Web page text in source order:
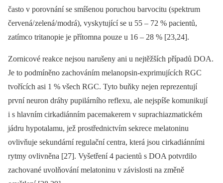
často v porovnání se smíšenou poruchou barvocitu (spektrum
červená/ zelená/ modrá), vyskytující se u 55 –⁠ 72 % pa­cientů,
zatímco tritanopie je přítomna pouze u 16 –⁠ 28 % [23,24].
Zornicové reakce nejsou narušeny ani u nejtěžších případů DOA.
Je to podmíněno zachováním melanopsin-exprimujících RGC
tvořících asi 1 % všech RGC. Tyto buňky nejen reprezentují
první neuron dráhy pupilárního reflexu, ale nejspíše komunikují
i s hlavním cirkadián­ním pacemakerem v suprachiazmatickém
jádru hypotalamu, jež prostřednictvím sekrece melatoninu
ovlivňuje sekundární regulační centra, která jsou cirkadián­ními
rytmy ovlivněna [27]. Vyšetření 4 pa­cientů s DOA potvrdilo
zachované uvolňování melatoninu v závislosti na změně